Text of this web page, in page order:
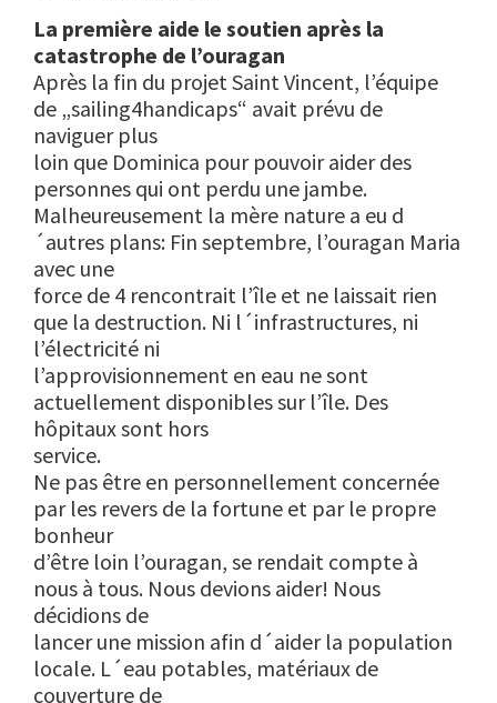
La première aide le soutien après la
catastrophe de l’ouragan
Après la fin du projet Saint Vincent, l’équipe
de „sailing4handicaps“ avait prévu de
naviguer plus
loin que Dominica pour pouvoir aider des
personnes qui ont perdu une jambe.
Malheureusement la mère nature a eu d
´autres plans: Fin septembre, l’ouragan Maria
avec une
force de 4 rencontrait l’île et ne laissait rien
que la destruction. Ni l´infrastructures, ni
l’électricité ni
l’approvisionnement en eau ne sont
actuellement disponibles sur l’île. Des
hôpitaux sont hors
service.
Ne pas être en personnellement concernée
par les revers de la fortune et par le propre
bonheur
d’être loin l’ouragan, se rendait compte à
nous à tous. Nous devions aider! Nous
décidions de
lancer une mission afin d´aider la population
locale. L´eau potables, matériaux de
couverture de